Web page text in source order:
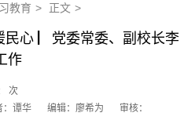
教育 > 正文 >
民心 ▏党委常委、副校长李
作
次
：谭华 编辑：廖希为 审核：